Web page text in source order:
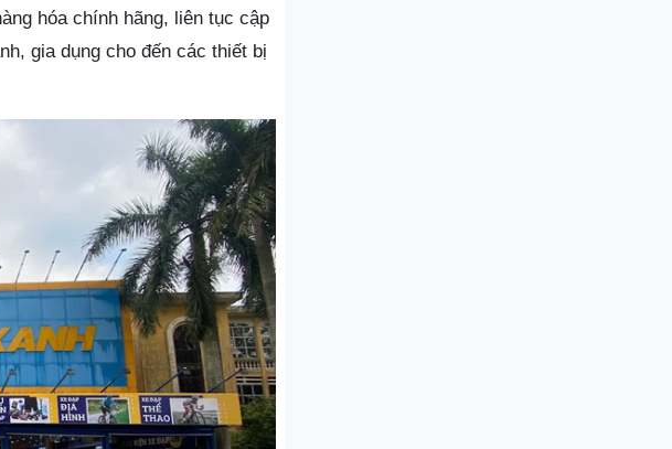
hóa chính hãng, liên tục cập
gia dụng cho đến các thiết bị